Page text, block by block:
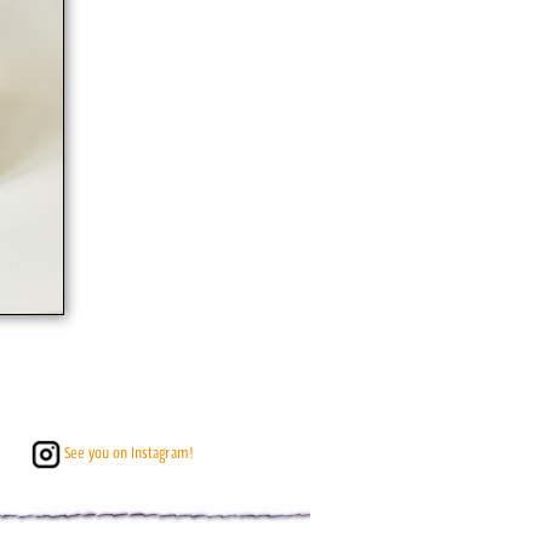
See you on Instagram!